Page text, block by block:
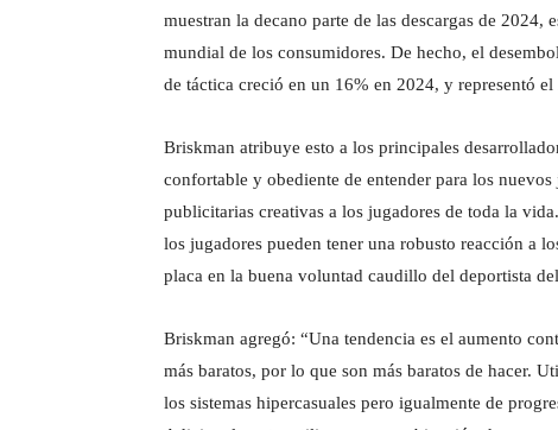
muestran la decano parte de las descargas de 2024,
mundial de los consumidores. De hecho, el
de táctica creció en un 16% en 2024, y representó
Briskman atribuye esto a los principales
confortable y obediente de entender para los
publicitarias creativas a los jugadores de toda la vida.
los jugadores pueden tener una robusto reacción a
placa en la buena voluntad caudillo del deportista
Briskman agregó: “Una tendencia es el aumento
más baratos, por lo que son más baratos de hacer.
los sistemas hipercasuales pero igualmente de